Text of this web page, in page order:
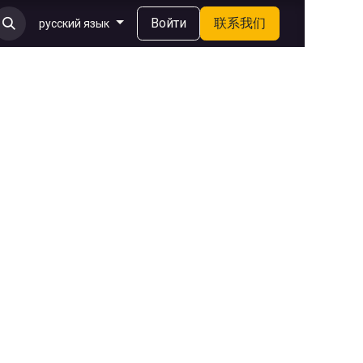
русский язык Войти 联系我们